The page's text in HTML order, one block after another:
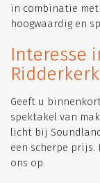
in combinatie
hoogwaardig en
Interesse
Geeft u
spektakel van
licht bij
een scherpe prijs.
ons op.